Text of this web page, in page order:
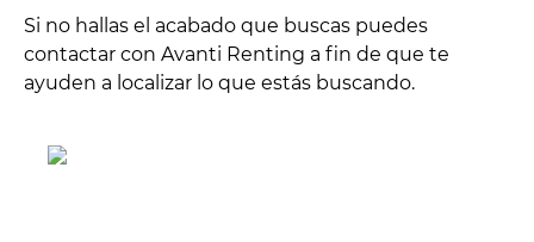
Si no hallas el acabado que buscas puedes
contactar con Avanti Renting a fin de que te
ayuden a localizar lo que estás buscando.